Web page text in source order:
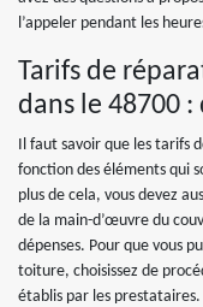
l’appeler pendant les
Tarifs de
dans le 48700
Il faut savoir que les tarifs
fonction des éléments qui
plus de cela, vous devez
de la main-d’œuvre du
dépenses. Pour que vous
toiture, choisissez de
établis par les prestataires.